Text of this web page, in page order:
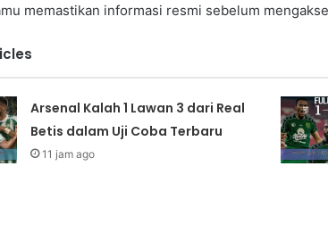
memastikan informasi resmi sebelum
Arsenal Kalah 1 Lawan 3 dari Real
Betis dalam Uji Coba Terbaru
11 jam ago